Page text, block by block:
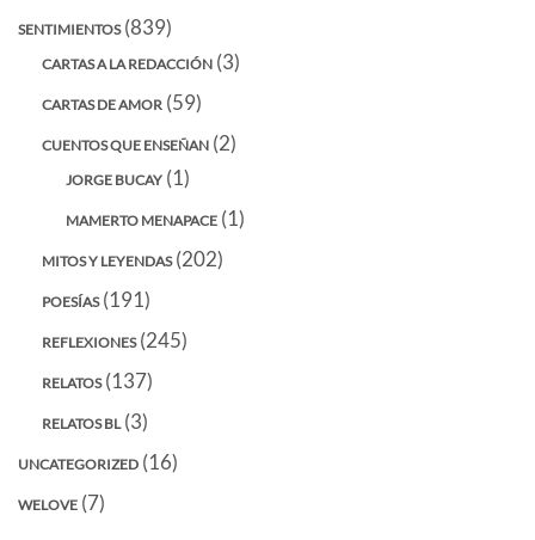
SENTIMIENTOS(839)
CARTAS A LA REDACCIÓN (3)
CARTAS DE AMOR (59)
CUENTOS QUE ENSEÑAN (2)
JORGE BUCAY (1)
MAMERTO MENAPACE (1)
MITOS Y LEYENDAS(202)
POESÍAS(191)
REFLEXIONES(245)
RELATOS(137)
RELATOS BL(3)
UNCATEGORIZED (16)
WELOVE (7)